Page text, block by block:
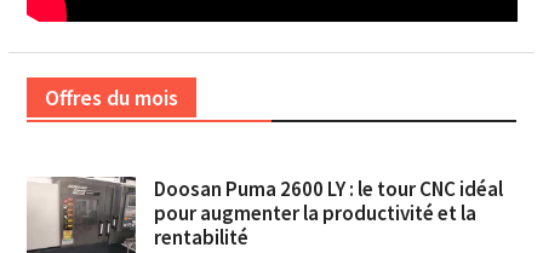
Offres du mois
Doosan Puma 2600 LY : le tour CNC idéal
pour augmenter la productivité et la
rentabilité